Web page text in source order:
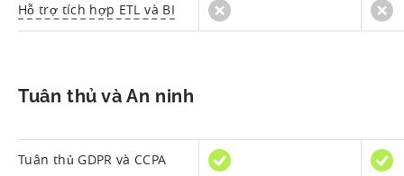
Hỗ trợ tích hợp ETL và BI
Tuân thủ và An ninh
Tuân thủ GDPR và CCPA